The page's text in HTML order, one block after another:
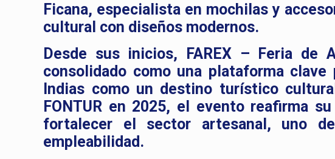
Ficana, especialista en mochilas y
cultural con diseños modernos.
Desde sus inicios, FAREX – Feria de
consolidado como una plataforma
Indias como un destino turístico
FONTUR en 2025, el evento reafirma
fortalecer el sector artesanal, uno
empleabilidad.